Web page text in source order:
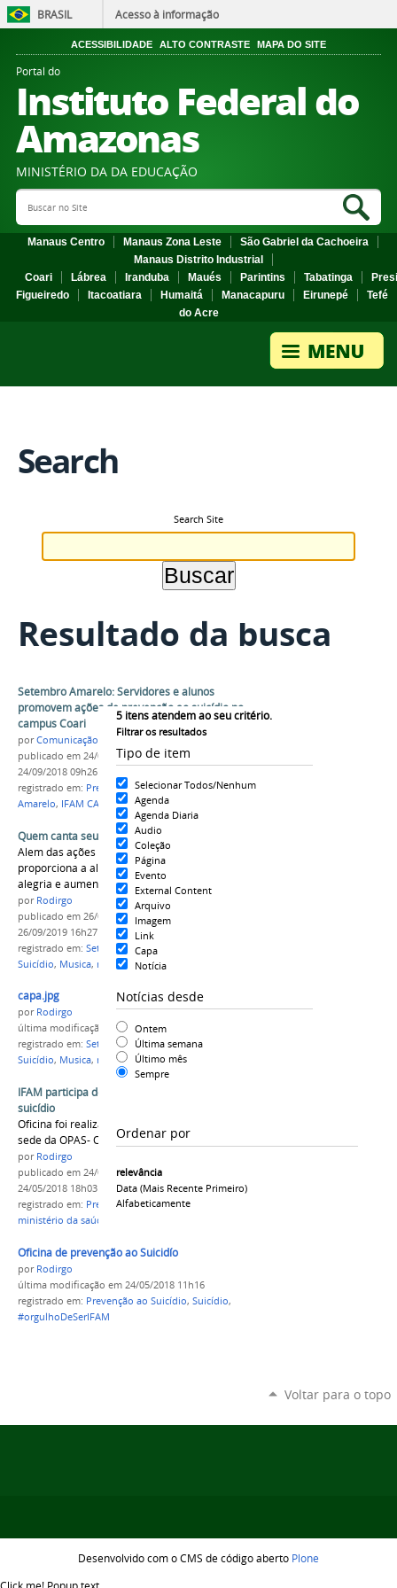
BRASIL Acesso à informação
ACESSIBILIDADE ALTO CONTRASTE MAPA DO SITE
Portal do
Instituto Federal do
Amazonas
MINISTÉRIO DA DA EDUCAÇÃO
Search Site
Manaus Centro Manaus Zona Leste
São Gabriel da Cachoeira
Manaus Distrito Industrial
Coari
Lábrea Iranduba Maués Parintins Tabatinga
Figueiredo
Itacoatiara Humaitá Manacapuru Eirunepé
Tefé
do Acre
Search
Search Site
Resultado da busca
5 itens atendem ao seu critério.
Filtrar os resultados
Tipo de item
Selecionar Todos/Nenhum
Agenda
Agenda Diaria
Audio
Coleção
Página
Evento
External Content
Arquivo
Imagem
Link
Capa
Notícia
Notícias desde
Ontem
Última semana
Último mês
Sempre
Ordenar por
relevância
Data (mais Recente Primeiro)
Alfabeticamente
Setembro Amarelo: Servidores e alunos
promovem ações de prevenção ao suicídio no
campus Coari
porComunicação COARI
publicado em 24/09/2018—última modificação
24/09/2018 09h26
registrado em: Prevenção ao Suicídio,Setembro
Amarelo, IFAM CAMPUS CAORI
Quem canta seus males espanta
Alem das ações do setembro amarelo, iniciativa
proporciona a alunos do IFAM Campus Humaitá
alegria e aumento na autoestima.
por Rodirgo
publicado em 26/09/2019 — última modificação
26/09/2019 16h27
registrado em: Setembro Amarelo
Suicídio, Musica, musica pela vida
capa.jpg
por Rodirgo
última modificação
em 26/09/2019 15h10
registrado em: Setembro Amarelo,Prevenção ao
Suicídio, Musica, musica pela vida,coral
IFAM participa de oficina de prevenção ao
suicídio
Oficina foi realizada pelo Ministério da Saúde na
sede da OPAS- OMS
por Rodirgo
publicado em 24/05/2018—última modificação
24/05/2018 18h03
registrado em: Prevenção ao Suicídio,
ministério da saúde
Oficina de prevenção ao Suicidío
por Rodirgo
última modificação em 24/05/2018 11h16
registrado em: Prevenção ao Suicídio, Suicídio,
#orgulhoDeSerIFAM
Voltar para o topo
Desenvolvido com o CMS de código aberto Plone
Click me! Popup text...